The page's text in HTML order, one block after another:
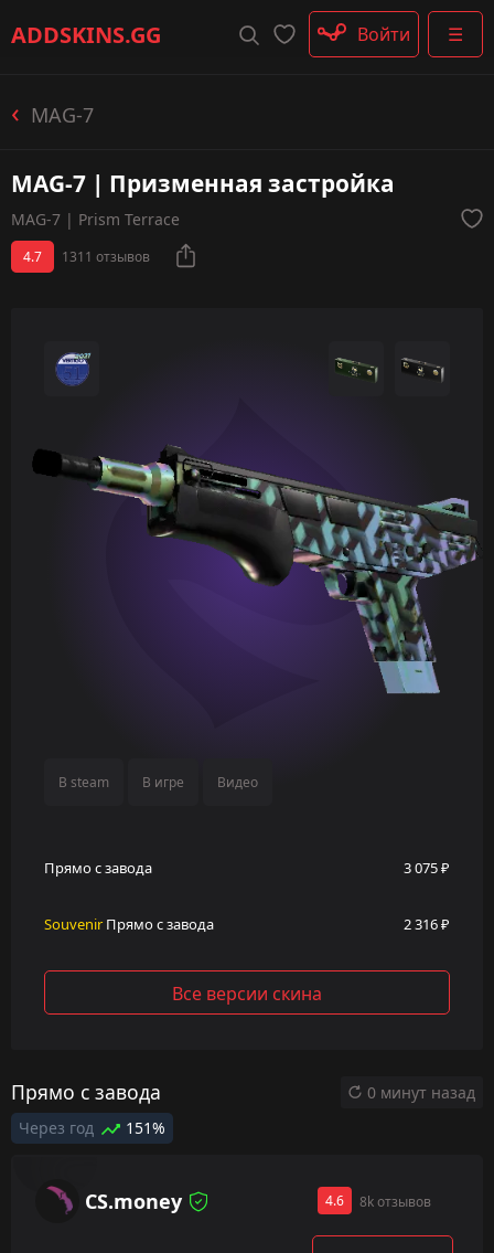
ADDSKINS.GG ☰
Пистолеты-пулемёты
Перчатки
Войти
MAG-7
MAG-7 | Призменная застройка
MAG-7 | Prism Terrace
4.7 1311 отзывов
В steam В игре Видео
Прямо с завода 3 075 ₽
Souvenir Прямо с завода 2 316 ₽
Все версии скина
Прямо с завода
Через год 151%
0 минут назад
CS.money 4.6 8k отзывов